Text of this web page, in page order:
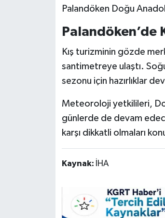
Palandöken Doğu
Palandöken’de
Kış turizminin gözde
santimetreye ulaştı.
sezonu için hazırlıklar
Meteoroloji yetkilileri,
günlerde de devam
karşı dikkatli olmaları
Kaynak: İHA